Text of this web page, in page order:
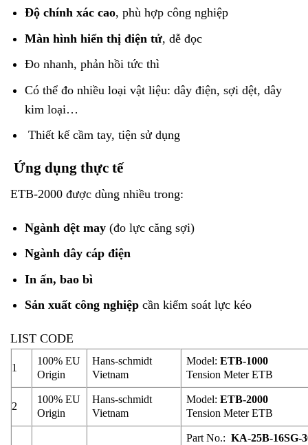
Độ chính xác cao, phù hợp công nghiệp
Màn hình hiển thị điện tử, dễ đọc
Đo nhanh, phản hồi tức thì
Có thể đo nhiều loại vật liệu: dây điện, sợi dệt, dây
kim loại…
Thiết kế cầm tay, tiện sử dụng
Ứng dụng thực tế
ETB-2000 được dùng nhiều trong:
Ngành dệt may(đo lực căng sợi)
Ngành dây cáp điện
In ấn, bao bì
Sản xuất công nghiệpcần kiểm soát lực kéo
LIST CODE
1
100% EU
Origin
Hans-schmidt
Vietnam
Model:ETB-1000
Tension Meter ETB
2
100% EU
Origin
Hans-schmidt
Vietnam
Model:ETB-2000
Tension Meter ETB
Part No.: KA-25B-16SG-